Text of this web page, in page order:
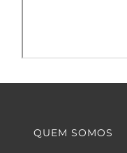
QUEM SOMOS